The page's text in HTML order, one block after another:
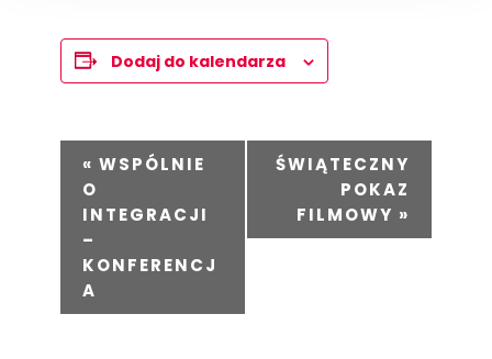
Dodaj do kalendarza
W
z
« WSPÓLNIE
O
INTEGRACJI
–
KONFERENCJ
A
ŚWIĄTECZNY
POKAZ
FILMOWY »